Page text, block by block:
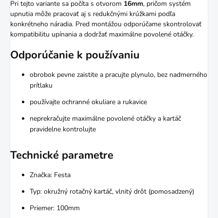
Pri tejto variante sa počíta s otvorom 16mm, pričom systém
upnutia môže pracovať aj s redukčnými krúžkami podľa
konkrétneho náradia. Pred montážou odporúčame skontrolovať
kompatibilitu upínania a dodržať maximálne povolené otáčky.
Odporúčanie k používaniu
obrobok pevne zaistite a pracujte plynulo, bez nadmerného
prítlaku
používajte ochranné okuliare a rukavice
neprekračujte maximálne povolené otáčky a kartáč
pravidelne kontrolujte
Technické parametre
Značka: Festa
Typ: okružný rotačný kartáč, vlnitý drôt (pomosadzený)
Priemer: 100mm